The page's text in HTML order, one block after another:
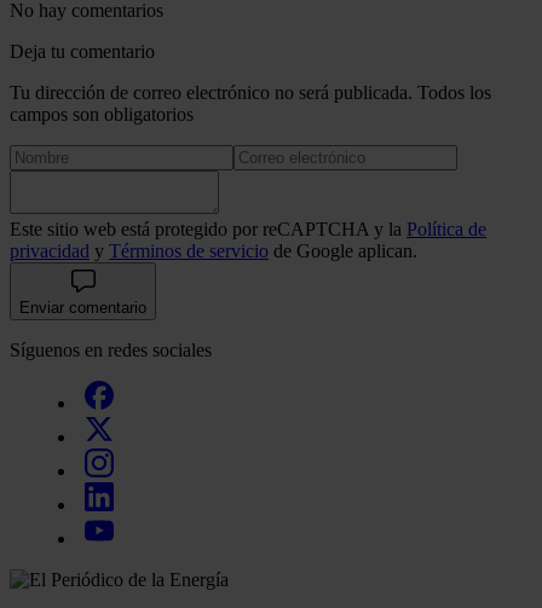
No hay comentarios
Deja tu comentario
Tu dirección de correo electrónico no será publicada. Todos los
campos son obligatorios
Este sitio web está protegido por reCAPTCHA y la Política de
privacidad y Términos de servicio de Google aplican.
Enviar comentario
Síguenos en redes sociales